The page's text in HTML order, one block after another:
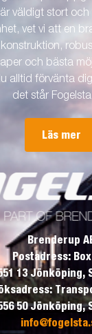
väldigt stort
vet vi att en
och bästa
alltid förvänta
det står
Läs mer
Brenderup
Postadress:
13 Jönköping,
50 Jönköping,